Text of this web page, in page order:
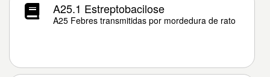
A25.1 Estreptobacilose
A25 Febres transmitidas por mordedura de rato